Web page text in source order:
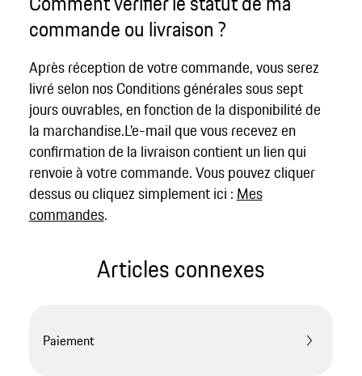
commande ou livraison ?
Après réception de votre commande, vous serez
livré selon nos Conditions générales sous sept
jours ouvrables, en fonction de la disponibilité de
la marchandise.L’e-mail que vous recevez en
confirmation de la livraison contient un lien qui
renvoie à votre commande. Vous pouvez cliquer
dessus ou cliquez simplement ici : Mes
commandes.
Articles connexes
Paiement